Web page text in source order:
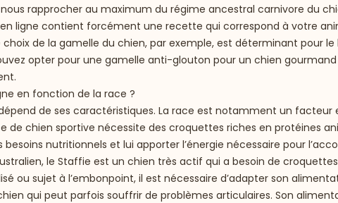
rapprocher au maximum du régime ancestral carnivore du
ligne contient forcément une recette qui correspond à votre
choix de la gamelle du chien, par exemple, est déterminant pour
opter pour une gamelle anti-glouton pour un chien
en fonction de la race ?
de ses caractéristiques. La race est notamment un facteur
de chien sportive nécessite des croquettes riches en protéines
nutritionnels et lui apporter l’énergie nécessaire pour
le Staffie est un chien très actif qui a besoin de
ou sujet à l’embonpoint, il est nécessaire d’adapter son
qui peut parfois souffrir de problèmes articulaires. Son